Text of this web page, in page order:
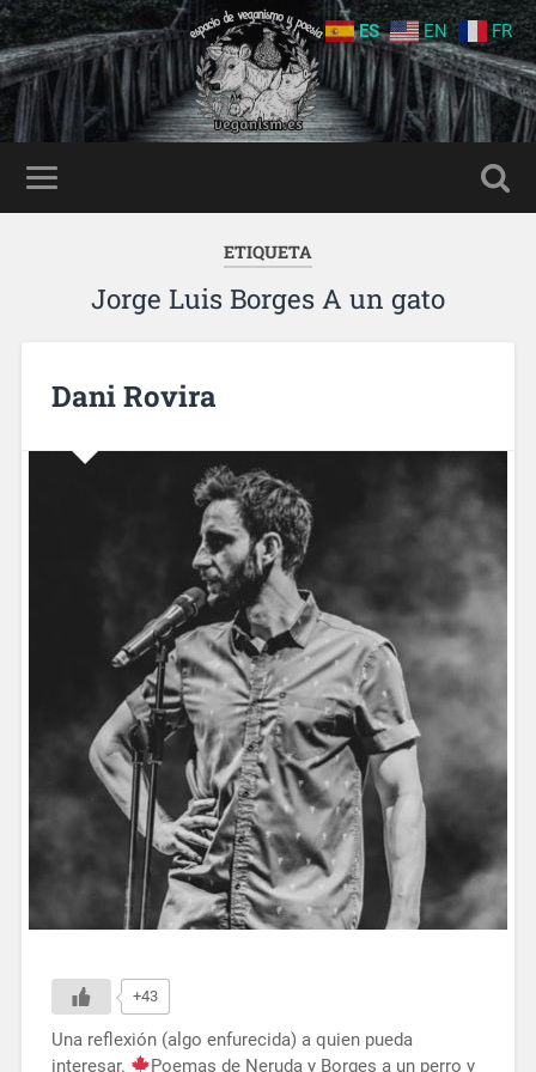
ETIQUETA
Jorge Luis Borges A un gato
Dani Rovira
+43
Una reflexión (algo enfurecida) a quien pueda
interesar.
Poemas de Neruda y Borges a un perro y
ES EN FR